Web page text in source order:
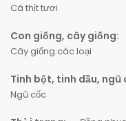
Cá thịt tươi
Con giống, cây giống:
Cây giống các loại
Tinh bột, tinh dầu, ngũ
Ngũ cốc